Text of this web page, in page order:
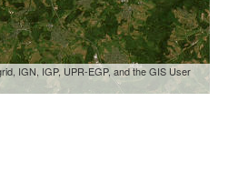
IGN, IGP, UPR-EGP, and the GIS User